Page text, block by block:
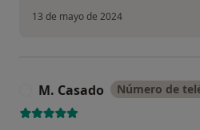
13 de mayo de 2024
M. Casado Número de